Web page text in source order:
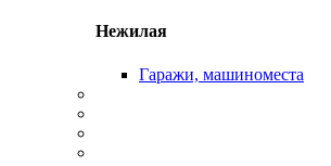
Нежилая
Гаражи, машиноместа